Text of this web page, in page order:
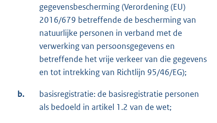
gegevensbescherming (Verordening (EU)
2016/679 betreffende de bescherming van
natuurlijke personen in verband met de
verwerking van persoonsgegevens en
betreffende het vrije verkeer van die gegevens
en tot intrekking van Richtlijn 95/46/EG);
b.
basisregistratie: de basisregistratie personen
als bedoeld in artikel 1.2 van de wet;